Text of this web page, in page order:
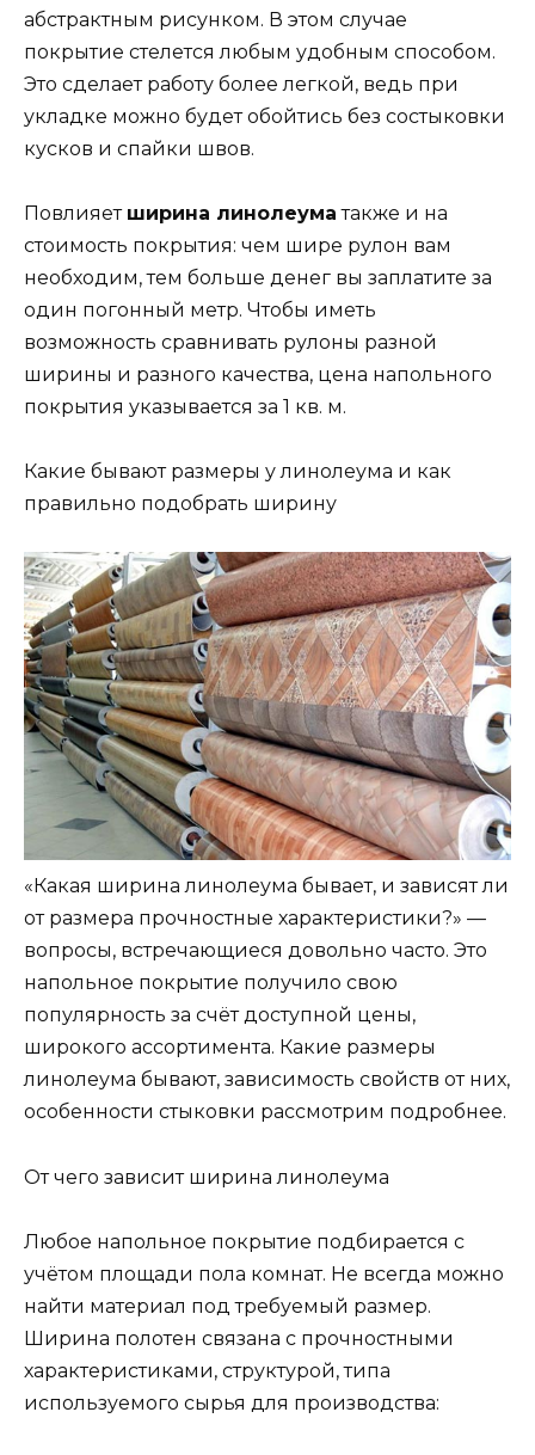
абстрактным рисунком. В этом случае
покрытие стелется любым удобным способом.
Это сделает работу более легкой, ведь при
укладке можно будет обойтись без состыковки
кусков и спайки швов.
Повлияет ширина линолеума также и на
стоимость покрытия: чем шире рулон вам
необходим, тем больше денег вы заплатите за
один погонный метр. Чтобы иметь
возможность сравнивать рулоны разной
ширины и разного качества, цена напольного
покрытия указывается за 1 кв. м.
Какие бывают размеры у линолеума и как
правильно подобрать ширину
«Какая ширина линолеума бывает, и зависят ли
от размера прочностные характеристики?» —
вопросы, встречающиеся довольно часто. Это
напольное покрытие получило свою
популярность за счёт доступной цены,
широкого ассортимента. Какие размеры
линолеума бывают, зависимость свойств от них,
особенности стыковки рассмотрим подробнее.
От чего зависит ширина линолеума
Любое напольное покрытие подбирается с
учётом площади пола комнат. Не всегда можно
найти материал под требуемый размер.
Ширина полотен связана с прочностными
характеристиками, структурой, типа
используемого сырья для производства: